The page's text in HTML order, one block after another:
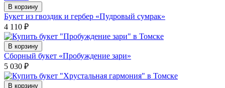
В корзину
Букет из гвоздик и гербер «Пудровый сумрак»
4 110 ₽
В корзину
Сборный букет «Пробуждение зари»
5 030 ₽
В корзину